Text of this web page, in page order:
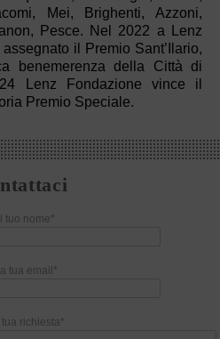
Mei, Brighenti, Azzoni,
Pesce. Nel 2022 a Lenz
il Premio Sant’Ilario,
benemerenza della Città di
Lenz Fondazione vince il
Premio Speciale.
Il tuo nome*
tua email*
tua richiesta*